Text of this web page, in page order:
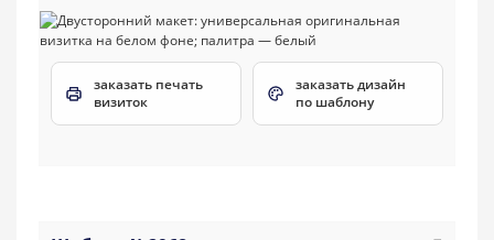
заказать печать
визиток
заказать дизайн
по шаблону